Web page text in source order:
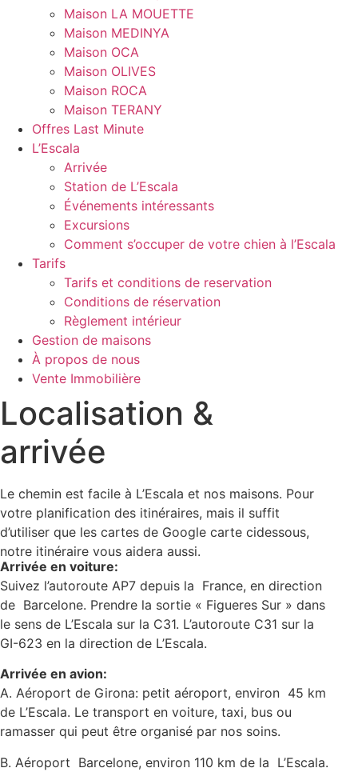
Maison LA MOUETTE
Maison MEDINYA
Maison OCA
Maison OLIVES
Maison ROCA
Maison TERANY
Offres Last Minute
L’Escala
Arrivée
Station de L’Escala
Événements intéressants
Excursions
Comment s’occuper de votre chien à l’Escala
Tarifs
Tarifs et conditions de reservation
Conditions de réservation
Règlement intérieur
Gestion de maisons
À propos de nous
Vente Immobilière
Localisation &
arrivée
Le chemin est facile à L’Escala et nos maisons. Pour
votre planification des itinéraires, mais il suffit
d’utiliser que les cartes de Google carte cidessous,
notre itinéraire vous aidera aussi.
Arrivée en voiture:
Suivez l’autoroute AP7 depuis la France, en direction
de Barcelone. Prendre la sortie « Figueres Sur » dans
le sens de L’Escala sur la C31. L’autoroute C31 sur la
GI-623 en la direction de L’Escala.
Arrivée en avion:
A. Aéroport de Girona: petit aéroport, environ 45 km
de L’Escala. Le transport en voiture, taxi, bus ou
ramasser qui peut être organisé par nos soins.
B. Aéroport Barcelone, environ 110 km de la L’Escala.